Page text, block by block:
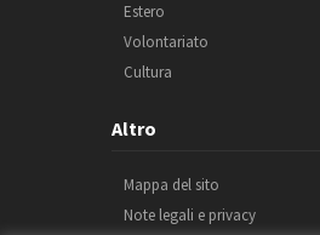
Estero
Volontariato
Cultura
Altro
Mappa del sito
Note legali e privacy